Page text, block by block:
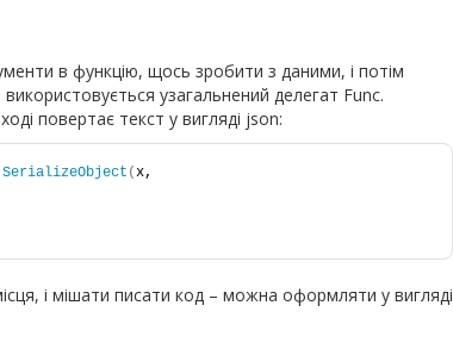
в функцію, щось зробити з даними, і потім
узагальнений делегат Func.
повертає текст у вигляді json:
SerializeObject (x,
і мішати писати код – можна оформляти у вигляді